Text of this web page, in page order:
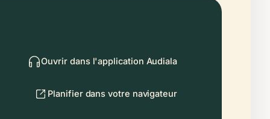
Ouvrir dans l'application Audiala
Planifier dans votre navigateur